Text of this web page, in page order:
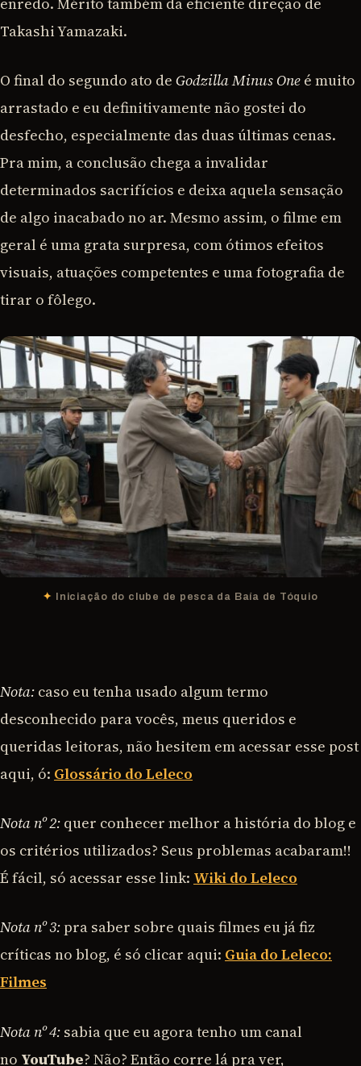
Takashi Yamazaki.
O final do segundo ato de Godzilla Minus One é muito
arrastado e eu definitivamente não gostei do
desfecho, especialmente das duas últimas cenas.
Pra mim, a conclusão chega a invalidar
determinados sacrifícios e deixa aquela sensação
de algo inacabado no ar. Mesmo assim, o filme em
geral é uma grata surpresa, com ótimos efeitos
visuais, atuações competentes e uma fotografia de
tirar o fôlego.
Iniciação do clube de pesca da Baía de Tóquio
Nota: caso eu tenha usado algum termo
desconhecido para vocês, meus queridos e
queridas leitoras, não hesitem em acessar esse post
aqui, ó: Glossário do Leleco
Nota nº 2: quer conhecer melhor a história do blog e
os critérios utilizados? Seus problemas acabaram!!
É fácil, só acessar esse link: Wiki do Leleco
Nota nº 3: pra saber sobre quais filmes eu já fiz
críticas no blog, é só clicar aqui: Guia do Leleco:
Filmes
Nota nº 4: sabia que eu agora tenho um canal
no YouTube? Não? Então corre lá pra ver,